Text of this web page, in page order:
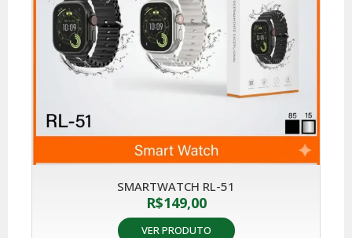
SMARTWATCH RL-51
R$149,00
VER PRODUTO